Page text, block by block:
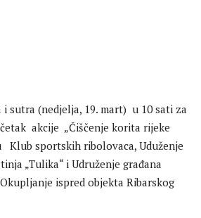
i sutra (nedjelja, 19. mart) u 10 sati za
akcije „Čiščenje korita rijeke
Klub sportskih ribolovaca, Uduženje
„Tulika“ i Udruženje građana
ispred objekta Ribarskog